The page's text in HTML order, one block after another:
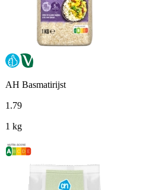
AH Basmatirijst
1 .79
1 kg